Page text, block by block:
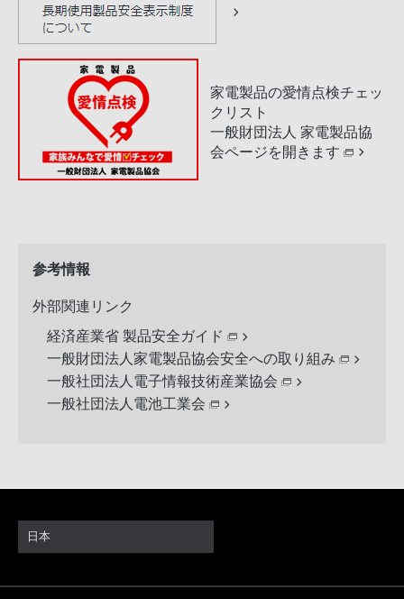
家電製品の愛情点検チェッ
クリスト
一般財団法人 家電製品協
会ページを開きます
参考情報
外部関連リンク
経済産業省 製品安全ガイド
一般財団法人家電製品協会安全への取り組み
一般社団法人電子情報技術産業協会
一般社団法人電池工業会
日本